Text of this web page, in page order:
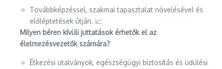
Továbbképzéssel, szakmai tapasztalat növelésével és
előléptetések útján. 📈
Milyen béren kívüli juttatások érhetők el az
élelmezésvezetők számára?
Étkezési utalványok, egészségügyi biztosítás és üdülési